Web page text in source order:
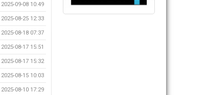
2025-09-08 10:49
2025-08-25 12:33
2025-08-18 07:37
2025-08-17 15:51
2025-08-17 15:32
2025-08-15 10:03
2025-08-10 17:29